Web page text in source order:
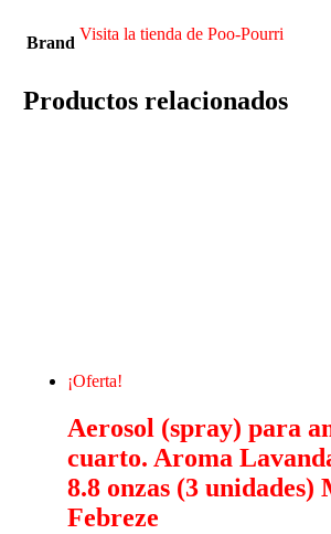
Brand Visita la tienda de Poo-Pourri
Productos relacionados
¡Oferta!
Aerosol (spray) para
cuarto. Aroma
8.8 onzas (3 unidades)
Febreze